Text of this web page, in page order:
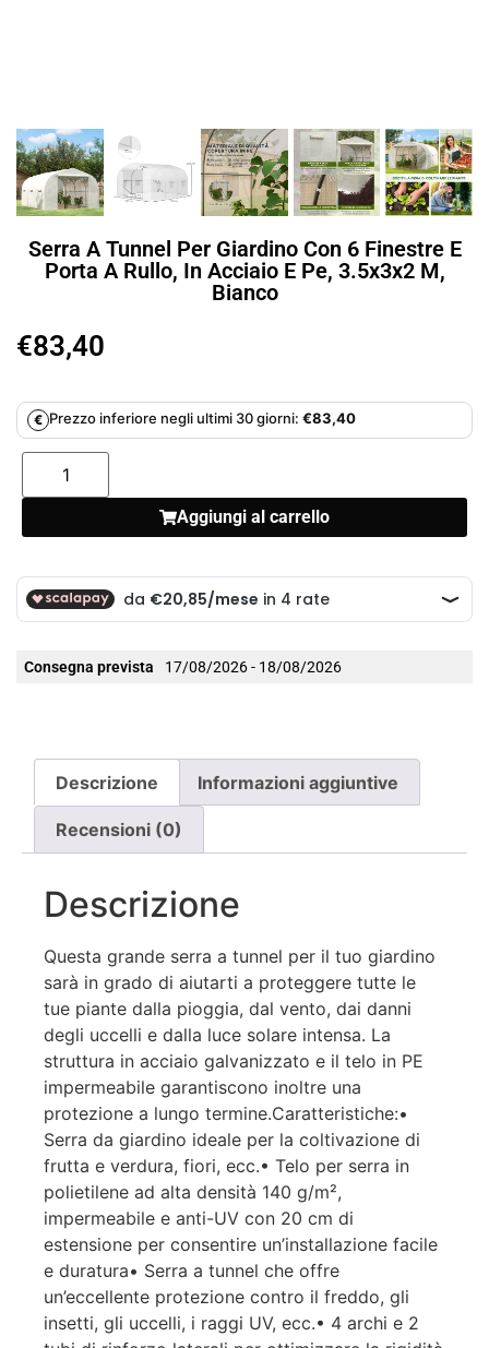
Serra A Tunnel Per Giardino Con 6 Finestre E
Porta A Rullo, In Acciaio E Pe, 3.5x3x2 M,
Bianco
€83,40
€ Prezzo inferiore negli ultimi 30 giorni: €83,40
Aggiungi al carrello
Consegna prevista 17/08/2026 - 18/08/2026
Descrizione Informazioni aggiuntive
Recensioni (0)
Descrizione
Questa grande serra a tunnel per il tuo giardino
sarà in grado di aiutarti a proteggere tutte le
tue piante dalla pioggia, dal vento, dai danni
degli uccelli e dalla luce solare intensa. La
struttura in acciaio galvanizzato e il telo in PE
impermeabile garantiscono inoltre una
protezione a lungo termine.Caratteristiche:•
Serra da giardino ideale per la coltivazione di
frutta e verdura, fiori, ecc.• Telo per serra in
polietilene ad alta densità 140 g/m²,
impermeabile e anti-UV con 20 cm di
estensione per consentire un’installazione facile
e duratura• Serra a tunnel che offre
un’eccellente protezione contro il freddo, gli
insetti, gli uccelli, i raggi UV, ecc.• 4 archi e 2